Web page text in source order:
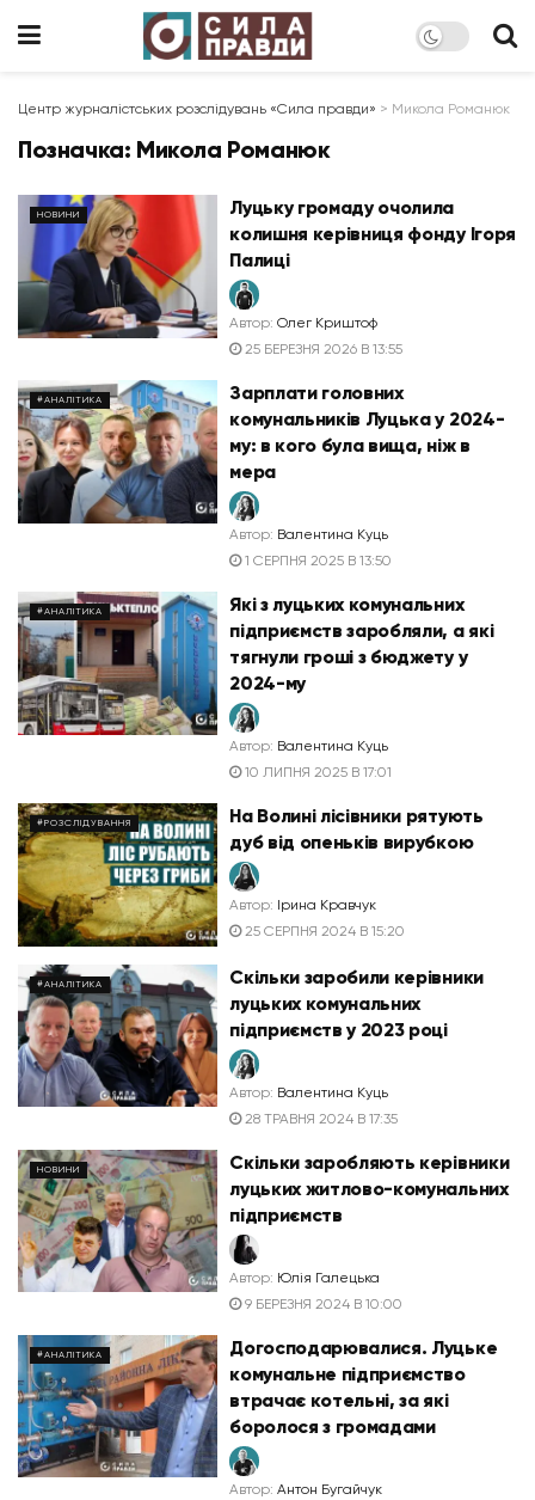
Центр журналістських розслідувань «Сила правди» > Микола Романюк
Позначка: Микола Романюк
НОВИНИ
Луцьку громаду очолила
колишня керівниця фонду Ігоря
Палиці
Автор: Олег Криштоф
25 БЕРЕЗНЯ 2026 В 13:55
#АНАЛІТИКА
Зарплати головних
комунальників Луцька у 2024-
му: в кого була вища, ніж в
мера
Автор: Валентина Куць
1 СЕРПНЯ 2025 В 13:50
#АНАЛІТИКА
Які з луцьких комунальних
підприємств заробляли, а які
тягнули гроші з бюджету у
2024-му
Автор: Валентина Куць
10 ЛИПНЯ 2025 В 17:01
#РОЗСЛІДУВАННЯ
На Волині лісівники рятують
дуб від опеньків вирубкою
Автор: Ірина Кравчук
25 СЕРПНЯ 2024 В 15:20
#АНАЛІТИКА
Скільки заробили керівники
луцьких комунальних
підприємств у 2023 році
Автор: Валентина Куць
28 ТРАВНЯ 2024 В 17:35
НОВИНИ
Скільки заробляють керівники
луцьких житлово-комунальних
підприємств
Автор: Юлія Галецька
9 БЕРЕЗНЯ 2024 В 10:00
#АНАЛІТИКА
Догосподарювалися. Луцьке
комунальне підприємство
втрачає котельні, за які
боролося з громадами
Автор: Антон Бугайчук